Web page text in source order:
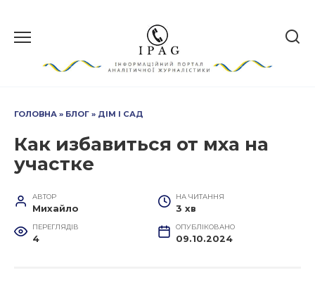
вмісту
ГОЛОВНА » БЛОГ » ДІМ І САД
Как избавиться от мха на
участке
АВТОР
Михайло
НА ЧИТАННЯ
3 хв
ПЕРЕГЛЯДІВ
4
ОПУБЛІКОВАНО
09.10.2024